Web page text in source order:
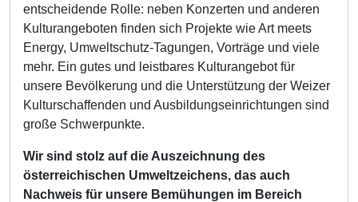
entscheidende Rolle: neben Konzerten und anderen
Kulturangeboten finden sich Projekte wie Art meets
Energy, Umweltschutz-Tagungen, Vorträge und viele
mehr. Ein gutes und leistbares Kulturangebot für
unsere Bevölkerung und die Unterstützung der Weizer
Kulturschaffenden und Ausbildungseinrichtungen sind
große Schwerpunkte.
Wir sind stolz auf die Auszeichnung des
österreichischen Umweltzeichens, das auch
Nachweis für unsere Bemühungen im Bereich